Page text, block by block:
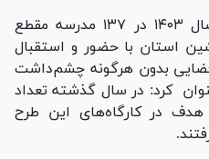
دارایی اجرای این برنامه در سال ۱۴۰۳ در ۱۳۷ مدرسه مقطع
استان با حضور و استقبال
بدون هرگونه چشم‌داشت
کرد: در سال گذشته تعداد
از جامعه هدف در کارگاه‌های این طرح